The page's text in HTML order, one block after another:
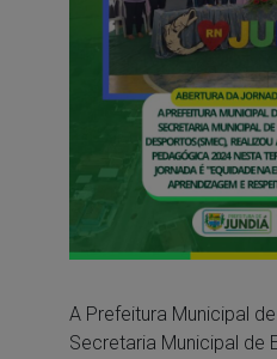
A Prefeitura Municipal
Secretaria Municipal de